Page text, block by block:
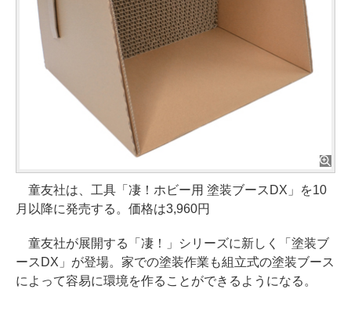
童友社は、工具「凄！ホビー用 塗装ブースDX」を10
月以降に発売する。価格は3,960円
童友社が展開する「凄！」シリーズに新しく「塗装ブ
ースDX」が登場。家での塗装作業も組立式の塗装ブース
によって容易に環境を作ることができるようになる。